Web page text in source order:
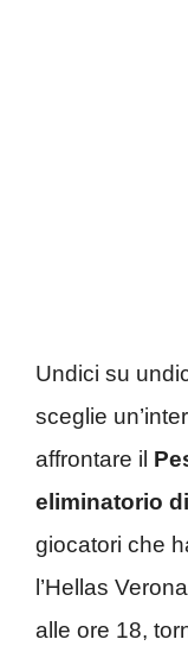
Undici su
sceglie
affrontare il
eliminatorio
giocatori che
l’Hellas
alle ore 18,